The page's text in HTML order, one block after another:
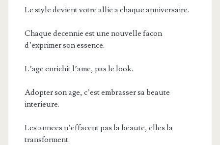
Le style devient votre allie a chaque anniversaire.
Chaque decennie est une nouvelle facon
d’exprimer son essence.
L’age enrichit l’ame, pas le look.
Adopter son age, c’est embrasser sa beaute
interieure.
Les annees n’effacent pas la beaute, elles la
transforment.